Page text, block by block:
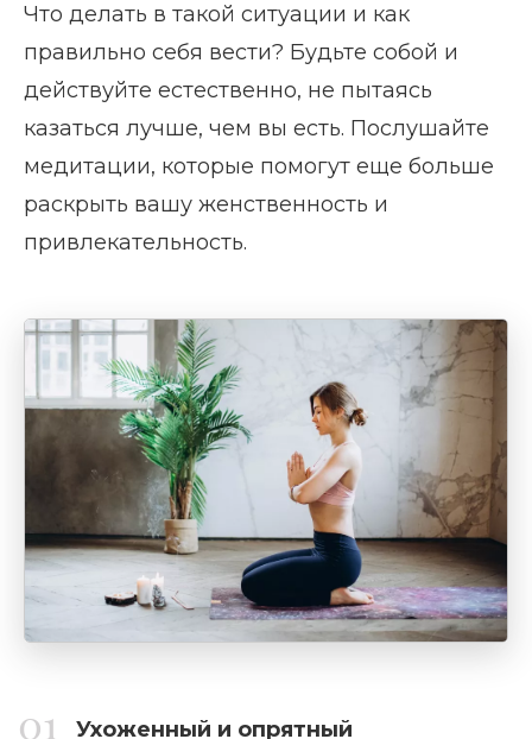
Что делать в такой ситуации и как
правильно себя вести? Будьте собой и
действуйте естественно, не пытаясь
казаться лучше, чем вы есть. Послушайте
медитации, которые помогут еще больше
раскрыть вашу женственность и
привлекательность.
Ухоженный и опрятный